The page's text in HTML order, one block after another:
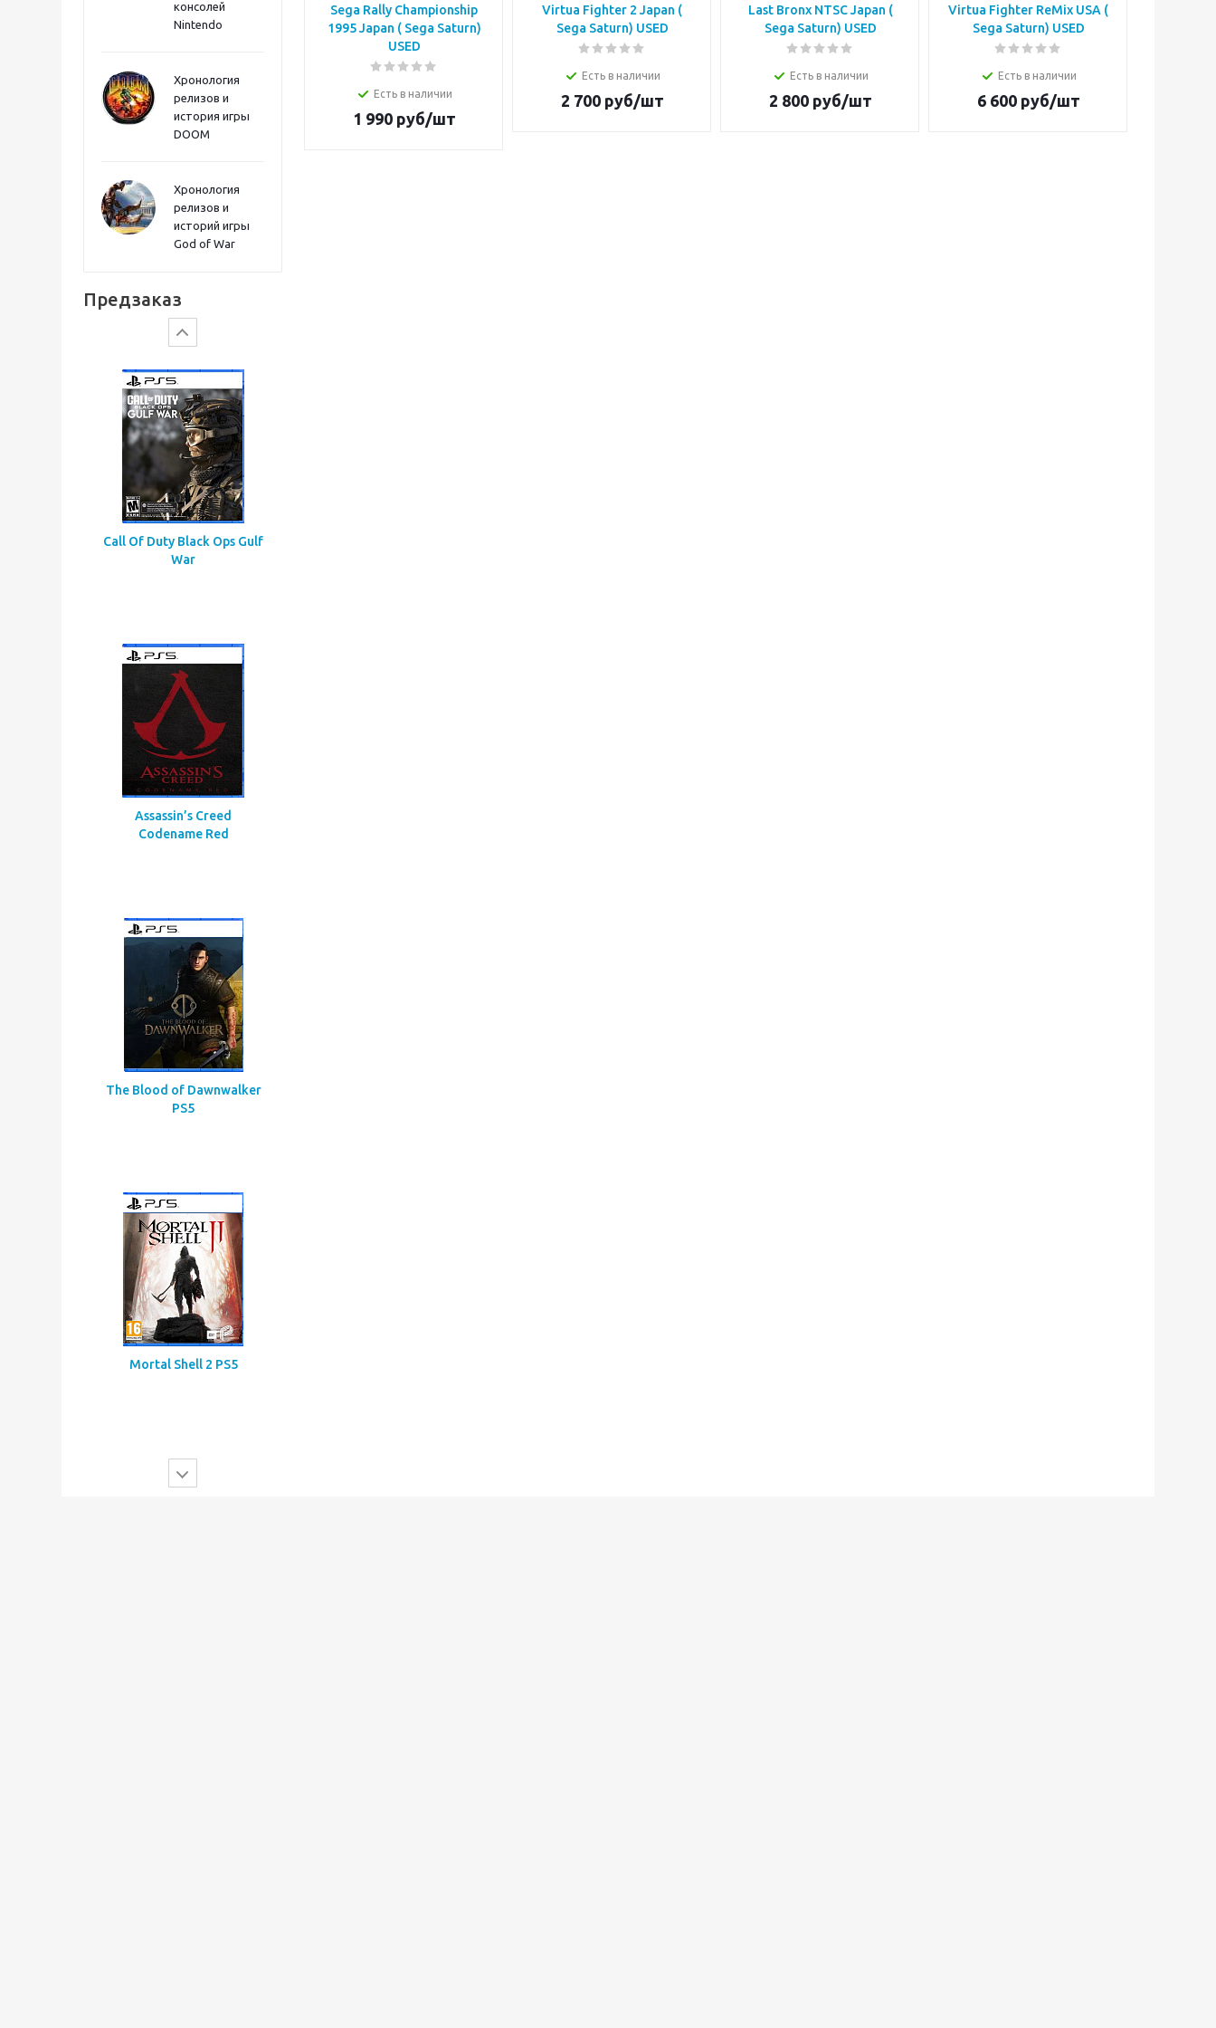
консолей
Nintendo
Хронология
релизов и
история игры
DOOM
Хронология
релизов и
историй игры
God of War
Предзаказ
Sword PS5
Call Of Duty Black Ops Gulf
War
Assassin’s Creed
Codename Red
The Blood of Dawnwalker
PS5
Mortal Shell 2 PS5
Sega Rally Championship
1995 Japan ( Sega Saturn)
USED
Есть в наличии
1 990руб/шт
Virtua Fighter 2 Japan (
Sega Saturn) USED
Есть в наличии
2 700руб/шт
Last Bronx NTSC Japan (
Sega Saturn) USED
Есть в наличии
2 800руб/шт
Virtua Fighter ReMix USA (
Sega Saturn) USED
Есть в наличии
6 600руб/шт